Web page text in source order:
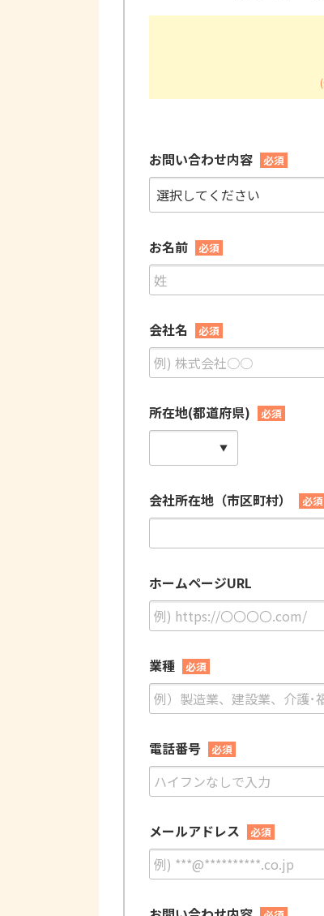
お問い合わせ内容 必須
お名前 必須
会社名 必須
所在地(都道府県) 必須
会社所在地（市区町村） 必須
ホームページURL
業種 必須
電話番号 必須
メールアドレス 必須